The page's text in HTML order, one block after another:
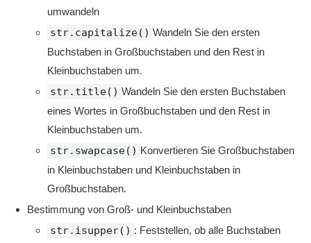
umwandeln
str.capitalize() Wandeln Sie den ersten
Buchstaben in Großbuchstaben und den Rest in
Kleinbuchstaben um.
str.title() Wandeln Sie den ersten Buchstaben
eines Wortes in Großbuchstaben und den Rest in
Kleinbuchstaben um.
str.swapcase() Konvertieren Sie Großbuchstaben
in Kleinbuchstaben und Kleinbuchstaben in
Großbuchstaben.
Bestimmung von Groß- und Kleinbuchstaben
str.isupper() : Feststellen, ob alle Buchstaben